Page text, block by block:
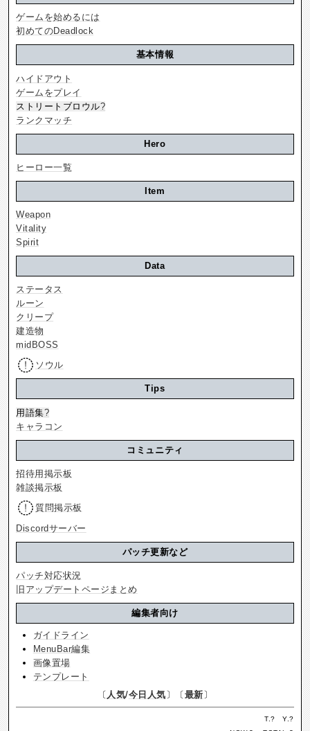
ゲームを始めるには
初めてのDeadlock
基本情報
ハイドアウト
ゲームをプレイ
ストリートブロウル?
ランクマッチ
Hero
ヒーロー一覧
Item
Weapon
Vitality
Spirit
Data
ステータス
ルーン
クリープ
建造物
midBOSS
ソウル
Tips
用語集?
キャラコン
コミュニティ
招待用掲示板
雑談掲示板
質問掲示板
Discordサーバー
パッチ更新など
パッチ対応状況
旧アップデートページまとめ
編集者向け
ガイドライン
MenuBar編集
画像置場
テンプレート
〔 人気/今日人気 〕〔 最新 〕
T.? Y.?